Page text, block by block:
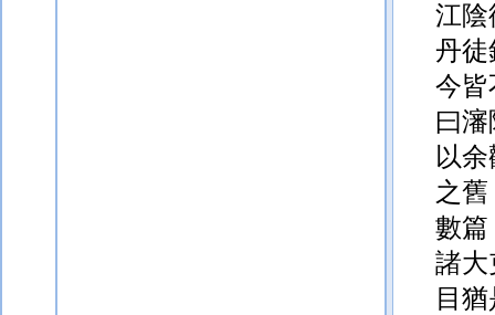
江陰
丹徒
今皆
曰
以
之
數篇
諸大
目